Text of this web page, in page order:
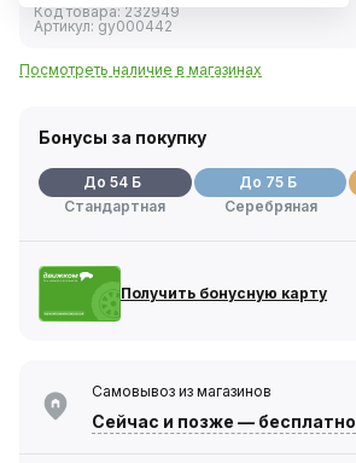
Код товара:232949
Артикул: gy000442
Посмотреть наличие в магазинах
Бонусы за покупку
До 54 Б
Стандартная
До 75 Б
Серебряная
Получить бонусную карту
Самовывоз из магазинов
Сейчас и позже — бесплатно